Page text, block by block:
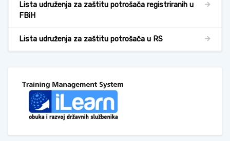
Lista udruženja za zaštitu potrošača registriranih u
FBiH
Lista udruženja za zaštitu potrošača u RS